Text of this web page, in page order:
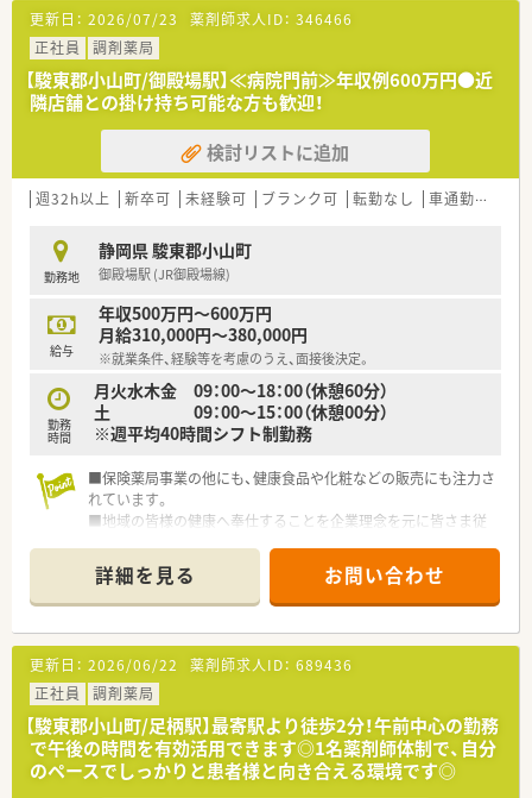
更新日： 2026/07/23 薬剤師求人ID： 346466
正社員
調剤薬局
【駿東郡小山町/御殿場駅】≪病院門前≫年収例600万円●近
隣店舗との掛け持ち可能な方も歓迎！
検討リストに追加
週32h以上 新卒可 未経験可 ブランク可 転勤なし 車通勤可
勤務地
静岡県 駿東郡小山町
御殿場駅 (JR御殿場線)
給与
年収500万円～600万円
月給310,000円～380,000円
※就業条件、経験等を考慮のうえ、面接後決定。
勤務
時間
月火水木金 09：00～18：00（休憩60分）
土 09：00～15：00（休憩00分）
※週平均40時間シフト制勤務
■保険薬局事業の他にも、健康食品や化粧などの販売にも注力さ
れています。
■地域の皆様の健康へ奉仕することを企業理念を元に皆さま従
詳細を見る お問い合わせ
更新日： 2026/06/22 薬剤師求人ID： 689436
正社員
調剤薬局
【駿東郡小山町/足柄駅】最寄駅より徒歩2分！午前中心の勤務
で午後の時間を有効活用できます◎1名薬剤師体制で、自分
のペースでしっかりと患者様と向き合える環境です◎